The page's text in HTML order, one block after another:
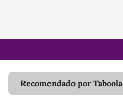
Recomendado por Taboola